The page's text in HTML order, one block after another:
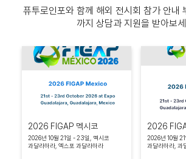
퓨투로인포와 함께 해외 전시회 참가 안내
까지 상담과 지원을 받아보
2026 FIGAP 멕시코
2026년 10월 21일 - 23일, 멕시코
과달라하라, 엑스포 과달라하라
2026
2026년 10월
과달라하라, 과